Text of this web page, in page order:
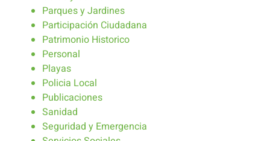
Parques y Jardines
Participación Ciudadana
Patrimonio Historico
Personal
Playas
Policia Local
Publicaciones
Sanidad
Seguridad y Emergencia